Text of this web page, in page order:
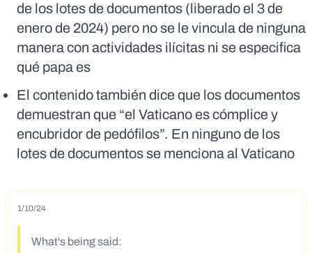
de los lotes de documentos (liberado el 3 de
enero de 2024) pero no se le vincula de ninguna
manera con actividades ilícitas ni se especifica
qué papa es
El contenido también dice que los documentos
demuestran que “el Vaticano es cómplice y
encubridor de pedófilos”. En ninguno de los
lotes de documentos se menciona al Vaticano
1/10/24
What's being said: